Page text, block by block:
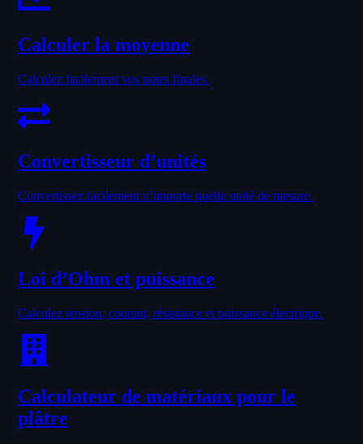
Calculer la moyenne
Calculez facilement vos notes finales.
Convertisseur d’unités
Convertissez facilement n’importe quelle unité de mesure.
Loi d’Ohm et puissance
Calculez tension, courant, résistance et puissance électrique.
Calculateur de matériaux pour le
plâtre